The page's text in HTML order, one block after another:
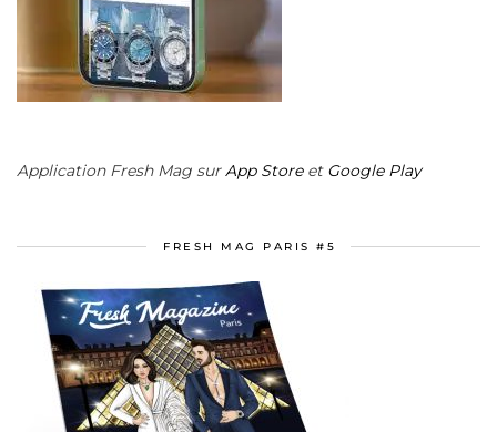
Application Fresh Mag surApp Storeet Google Play
FRESH MAG PARIS #5